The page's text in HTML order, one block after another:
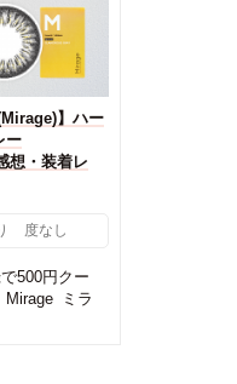
】ハー
ー
想・装着レ
度なし
500円クー
Mirage ミラ